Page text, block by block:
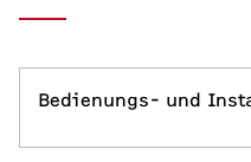
Bedienungs- und